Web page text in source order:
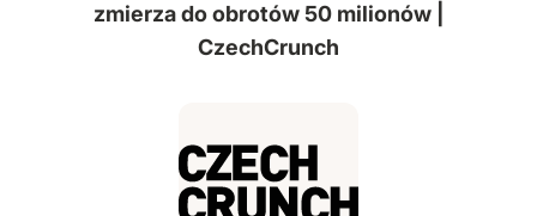
zmierza do obrotów 50 milionów |
CzechCrunch